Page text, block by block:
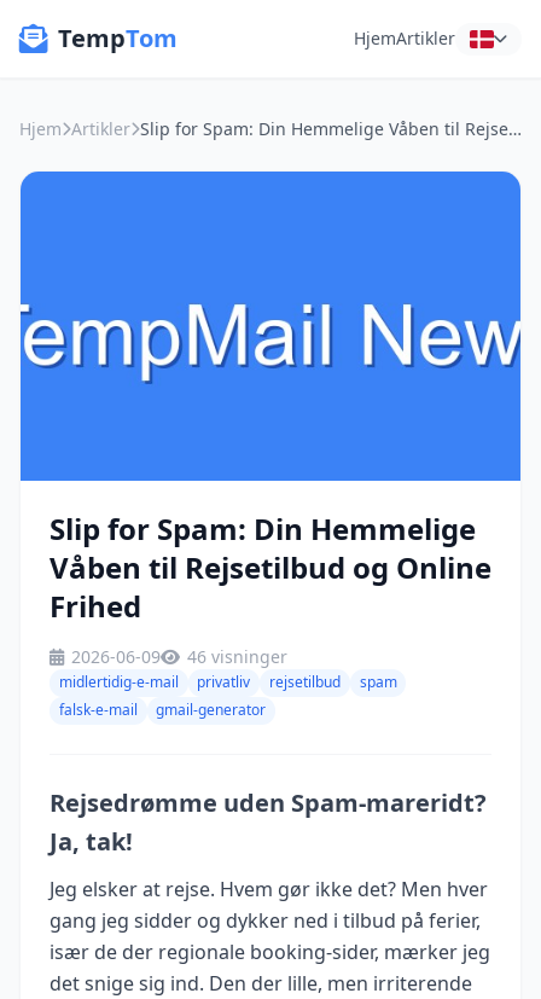
TempTom HjemArtikler
Hjem Artikler Slip for Spam: Din Hemmelige Våben til Rejsetilbud og Online Frihed
Slip for Spam: Din Hemmelige
Våben til Rejsetilbud og Online
Frihed
2026-06-09 46 visninger
midlertidig-e-mail privatliv rejsetilbud
spam
falsk-e-mail
gmail-generator
Rejsedrømme uden Spam-mareridt?
Ja, tak!
Jeg elsker at rejse. Hvem gør ikke det? Men hver
gang jeg sidder og dykker ned i tilbud på ferier,
især de der regionale booking-sider, mærker jeg
det snige sig ind. Den der lille, men irriterende